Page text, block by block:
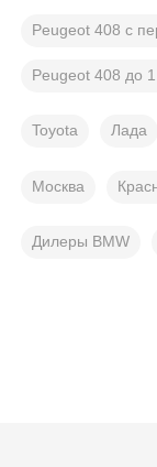
Peugeot 408 с
Peugeot 408 до
Toyota Лада
Москва
Дилеры BMW